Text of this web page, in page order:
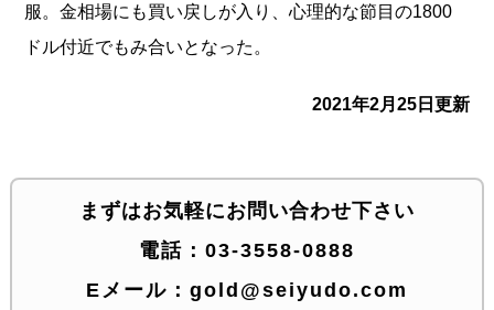
服。金相場にも買い戻しが入り、心理的な節目の1800
ドル付近でもみ合いとなった。
2021年2月25日更新
まずはお気軽にお問い合わせ下さい
電話： 03-3558-0888
Eメール： gold@seiyudo.com